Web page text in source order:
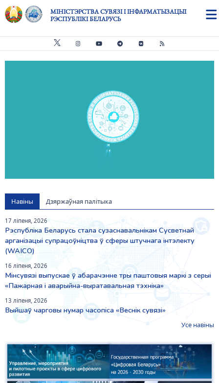
Skip to main content
МІНІСТЭРСТВА СУВЯЗІ І ІНФАРМАТЫЗАЦЫІ
РЭСПУБЛІКІ БЕЛАРУСЬ
Навіны Дзяржаўная палітыка
17 ліпеня, 2026
Рэспубліка Беларусь стала сузаснавальнікам Сусветнай
арганізацыі супрацоўніцтва ў сферы штучнага інтэлекту
(WAICO)
16 ліпеня, 2026
Мінсувязі выпускае ў абарачэнне тры паштовыя маркі з серыі
«Пажарная і аварыйна-выратавальная тэхніка»
13 ліпеня, 2026
Выйшаў чарговы нумар часопіса «Веснiк сувязi»
Усе навіны